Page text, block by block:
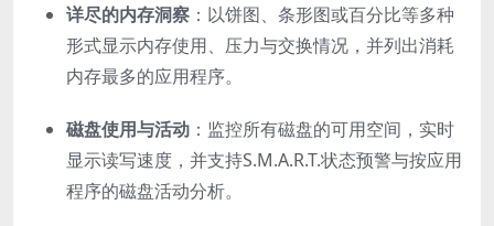
详尽的内存洞察 ：以饼图、条形图或百分比等多种
形式显示内存使用、压力与交换情况，并列出消耗
内存最多的应用程序。
磁盘使用与活动 ：监控所有磁盘的可用空间，实时
显示读写速度，并支持S.M.A.R.T.状态预警与按应用
程序的磁盘活动分析。